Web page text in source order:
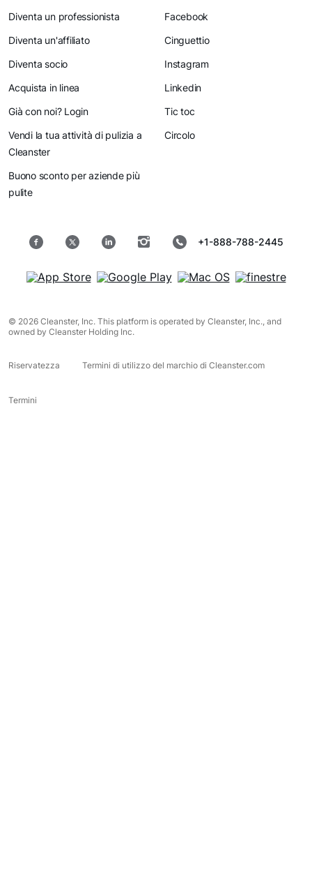
Diventa un professionista
Diventa un'affiliato
Diventa socio
Acquista in linea
Già con noi? Login
Vendi la tua attività di pulizia a
Cleanster
Buono sconto per aziende più
pulite
Facebook
Cinguettio
Instagram
Linkedin
Tic toc
Circolo
+1-888-788-2445
© 2026 Cleanster, Inc. This platform is operated by Cleanster, Inc., and
owned by Cleanster Holding Inc.
Riservatezza Termini di utilizzo del marchio di Cleanster.com
Termini